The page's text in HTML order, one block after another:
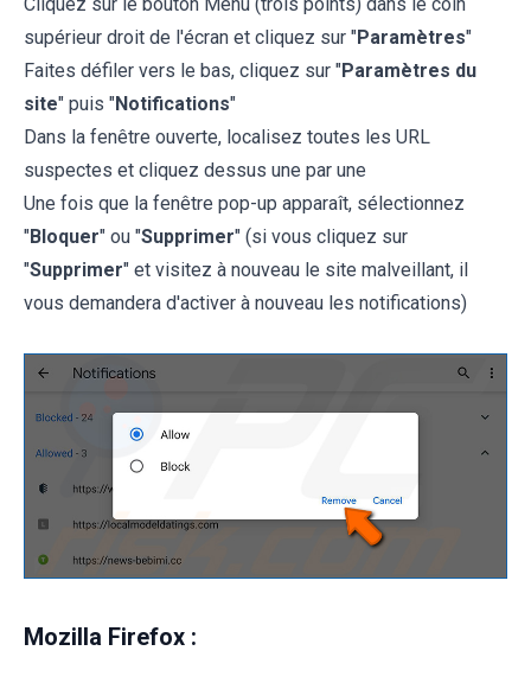
Cliquez sur le bouton Menu (trois points) dans le coin
supérieur droit de l'écran et cliquez sur "Paramètres"
Faites défiler vers le bas, cliquez sur "Paramètres du
site" puis "Notifications"
Dans la fenêtre ouverte, localisez toutes les URL
suspectes et cliquez dessus une par une
Une fois que la fenêtre pop-up apparaît, sélectionnez
"Bloquer" ou "Supprimer" (si vous cliquez sur
"Supprimer" et visitez à nouveau le site malveillant, il
vous demandera d'activer à nouveau les notifications)
Mozilla Firefox :